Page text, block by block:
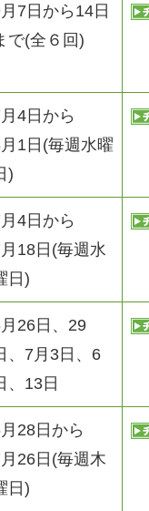
7日から14日
で(全６回)
4日から
1日(毎週水曜
)
4日から
18日(毎週水
日)
26日、29
、7月3日、6
、13日
28日から
26日(毎週木
日)